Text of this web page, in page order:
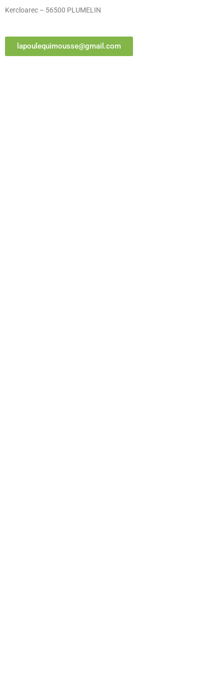
Kercloarec – 56500 PLUMELIN
lapoulequimousse@gmail.com